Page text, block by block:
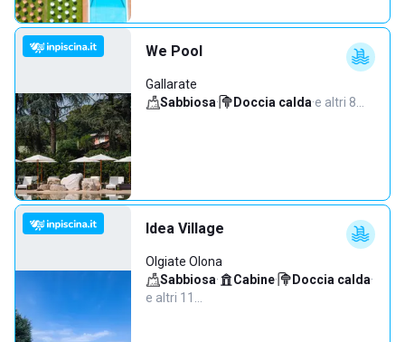
We Pool
Gallarate
Sabbiosa· Doccia calda·e altri 8…
Idea Village
Olgiate Olona
Sabbiosa· Cabine· Doccia calda·
e altri 11…